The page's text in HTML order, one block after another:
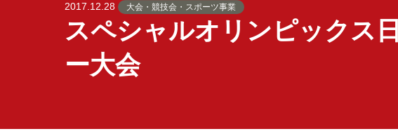
2017.12.28 大会・競技会・スポーツ事業
スペシャルオリンピックス
ー大会